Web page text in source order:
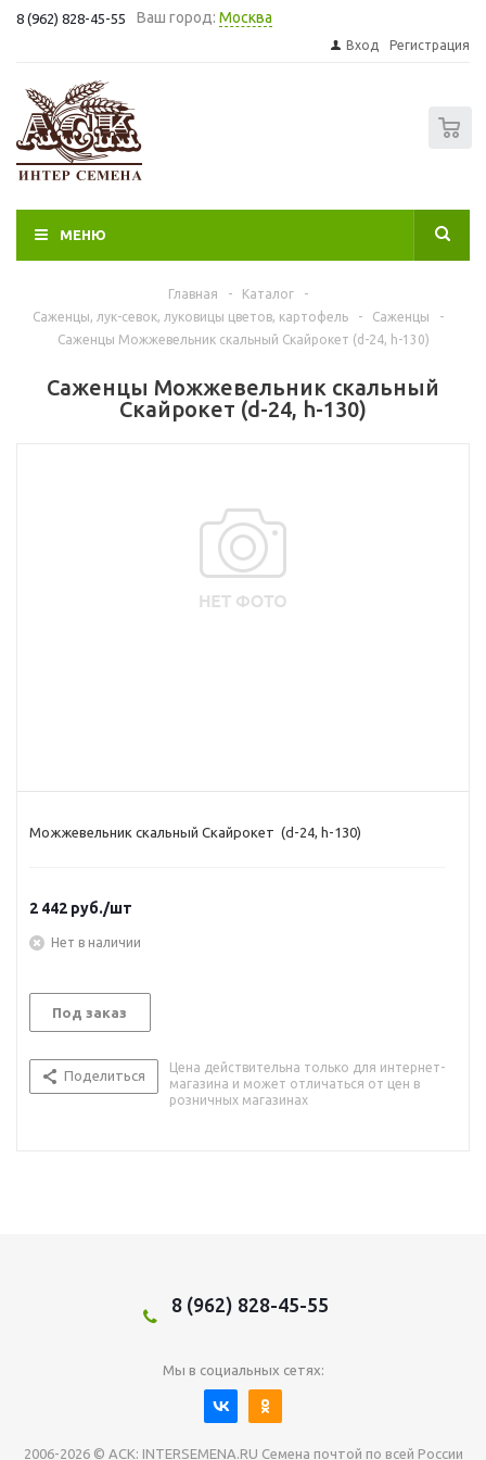
8 (962) 828-45-55 Ваш город: Москва
Вход Регистрация
МЕНЮ
Главная - Каталог
-
Саженцы, лук-севок, луковицы цветов, картофель
- Саженцы
-
Саженцы Можжевельник скальный Скайрокет (d-24, h-130)
Саженцы Можжевельник скальный
Скайрокет (d-24, h-130)
Можжевельник скальный Скайрокет (d-24, h-130)
2 442 руб./шт
Нет в наличии
Под заказ
Поделиться
Цена действительна только для интернет-
магазина и может отличаться от цен в
розничных магазинах
8 (962) 828-45-55
Мы в социальных сетях:
2006-2026 © АСК: INTERSEMENA.RU Семена почтой по всей России